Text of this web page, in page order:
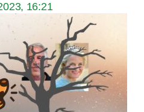
16:21